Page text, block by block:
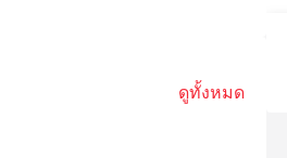
ดูทั้งหมด